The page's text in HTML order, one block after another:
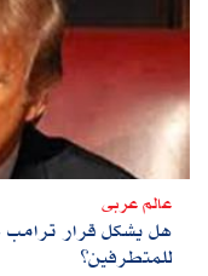
عالم عربى
هل يشكل قرار
للمتطرفين؟